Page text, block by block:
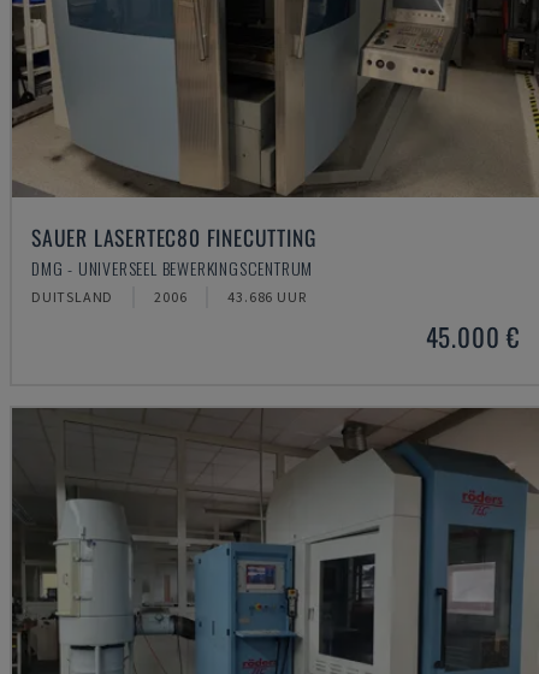
SAUER LASERTEC80 FINECUTTING
DMG - UNIVERSEEL BEWERKINGSCENTRUM
DUITSLAND 2006 43.686 UUR
45.000 €